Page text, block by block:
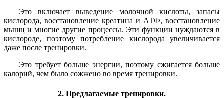
Это включает выведение молочной кислоты, запасы
кислорода, восстановление креатина и АТФ, восстановление
мышц и многие другие процессы. Эти функции нуждаются в
кислороде, поэтому потребление кислорода увеличивается
даже после тренировки.
Это требует больше энергии, поэтому сжигается больше
калорий, чем было сожжено во время тренировки.
2. Предлагаемые тренировки.